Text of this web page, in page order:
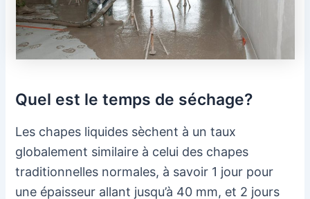
Quel est le temps de séchage?
Les chapes liquides sèchent à un taux
globalement similaire à celui des chapes
traditionnelles normales, à savoir 1 jour pour
une épaisseur allant jusqu’à 40 mm, et 2 jours